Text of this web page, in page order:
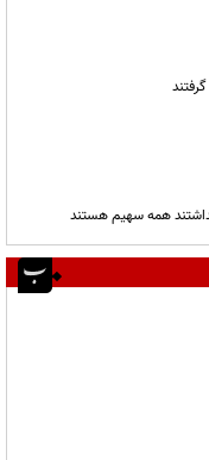
نداشتند همه سهیم هستند